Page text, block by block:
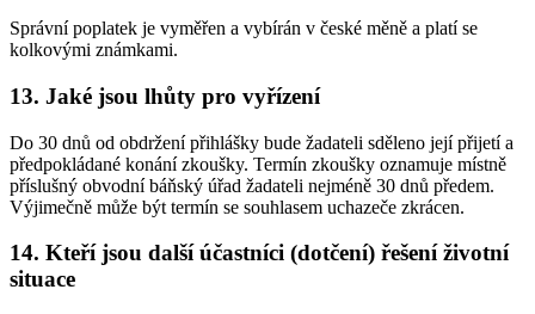
Správní poplatek je vyměřen a vybírán v české měně a platí se
kolkovými známkami.
13. Jaké jsou lhůty pro vyřízení
Do 30 dnů od obdržení přihlášky bude žadateli sděleno její přijetí a
předpokládané konání zkoušky. Termín zkoušky oznamuje místně
příslušný obvodní báňský úřad žadateli nejméně 30 dnů předem.
Výjimečně může být termín se souhlasem uchazeče zkrácen.
14. Kteří jsou další účastníci (dotčení) řešení životní
situace